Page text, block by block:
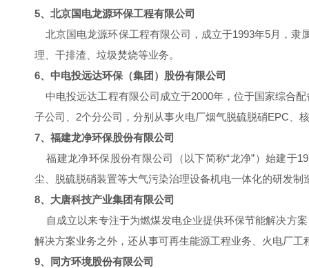
5、北京国电龙源环保工程有限公司
北京国电龙源环保工程有限公司，成立于1993年5月，隶
理、干排渣、垃圾焚烧等业务。
6、中电投远达环保（集团）股份有限公司
中电投远达工程有限公司成立于2000年，位于国家综合
子公司、2个分公司，分别从事火电厂烟气脱硫脱硝EPC、
7、福建龙净环保股份有限公司
福建龙净环保股份有限公司（以下简称“龙净”）始建于
尘、脱硫脱硝装置等大气污染治理设备机电一体化的研发制
8、大唐科技产业集团有限公司
自成立以来专注于为燃煤发电企业提供环保节能解决方
解决方案业务之外，还从事可再生能源工程业务、火电厂工
9、同方环境股份有限公司